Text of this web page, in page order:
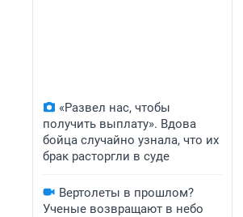
«Развел нас, чтобы
получить выплату». Вдова
бойца случайно узнала, что их
брак расторгли в суде
Вертолеты в прошлом?
Ученые возвращают в небо